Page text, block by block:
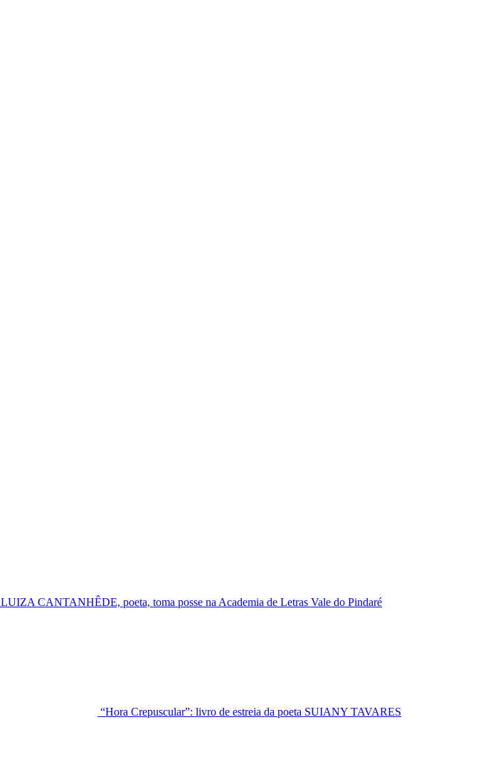
LUIZA CANTANHÊDE, poeta, toma posse na Academia de Letras Vale do Pindaré
“Hora Crepuscular”: livro de estreia da poeta SUIANY TAVARES